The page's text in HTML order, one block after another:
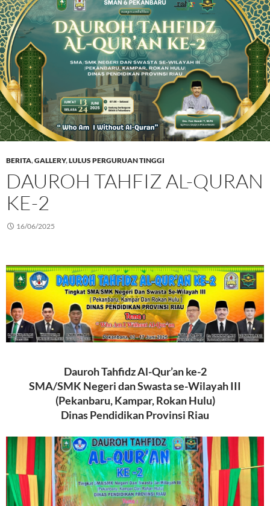
BERITA,GALLERY,LULUS PERGURUAN TINGGI
DAUROH TAHFIZ AL-QURAN
KE-2
16/06/2025
Dauroh Tahfidz Al-Qur’an ke-2
SMA/SMK Negeri dan Swasta se-Wilayah III
(Pekanbaru, Kampar, Rokan Hulu)
Dinas Pendidikan Provinsi Riau